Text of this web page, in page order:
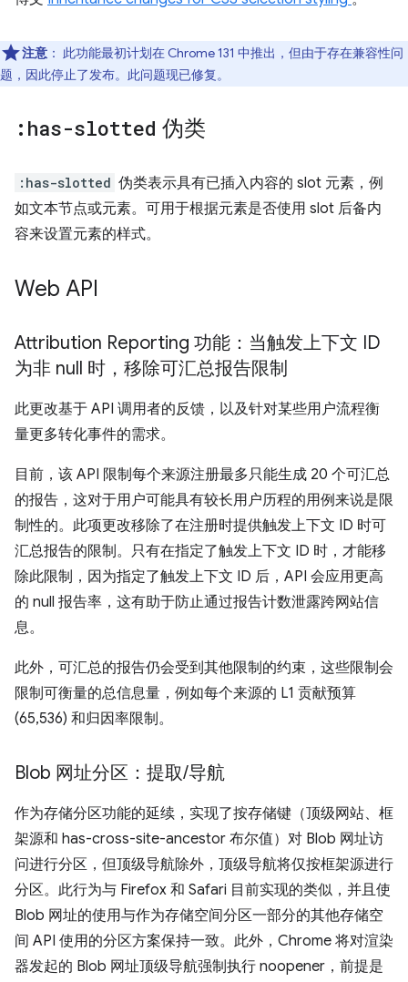
注意 ： 此功能最初计划在 Chrome 131 中推出，但由于存在兼容性问
题，因此停止了发布。此问题现已修复。
:has-slotted 伪类
:has-slotted 伪类表示具有已插入内容的 slot 元素，例
如文本节点或元素。可用于根据元素是否使用 slot 后备内
容来设置元素的样式。
Web API
Attribution Reporting 功能：当触发上下文 ID
为非 null 时，移除可汇总报告限制
此更改基于 API 调用者的反馈，以及针对某些用户流程衡
量更多转化事件的需求。
目前，该 API 限制每个来源注册最多只能生成 20 个可汇总
的报告，这对于用户可能具有较长用户历程的用例来说是限
制性的。此项更改移除了在注册时提供触发上下文 ID 时可
汇总报告的限制。只有在指定了触发上下文 ID 时，才能移
除此限制，因为指定了触发上下文 ID 后，API 会应用更高
的 null 报告率，这有助于防止通过报告计数泄露跨网站信
息。
此外，可汇总的报告仍会受到其他限制的约束，这些限制会
限制可衡量的总信息量，例如每个来源的 L1 贡献预算
(65,536) 和归因率限制。
Blob 网址分区：提取/导航
作为存储分区功能的延续，实现了按存储键（顶级网站、框
架源和 has-cross-site-ancestor 布尔值）对 Blob 网址访
问进行分区，但顶级导航除外，顶级导航将仅按框架源进行
分区。此行为与 Firefox 和 Safari 目前实现的类似，并且使
Blob 网址的使用与作为存储空间分区一部分的其他存储空
间 API 使用的分区方案保持一致。此外，Chrome 将对渲染
器发起的 Blob 网址顶级导航强制执行 noopener，前提是